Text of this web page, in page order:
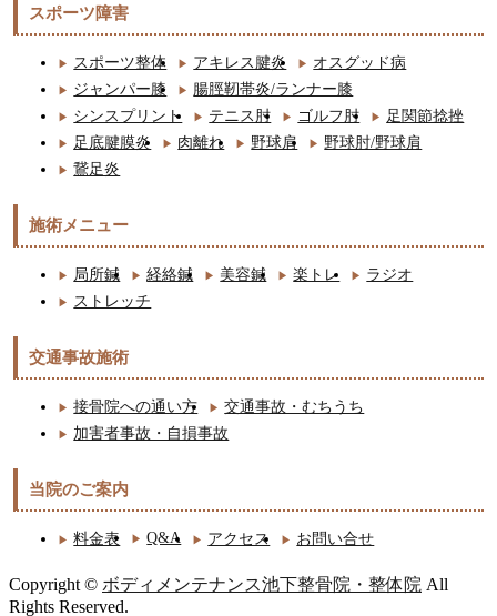
スポーツ障害
スポーツ整体 アキレス腱炎
オスグッド病
ジャンパー膝
腸脛靭帯炎/ランナー膝
シンスプリント
テニス肘 ゴルフ肘
足関節捻挫
足底腱膜炎
肉離れ 野球肩
野球肘/野球肩
鵞足炎
施術メニュー
局所鍼 経絡鍼 美容鍼 楽トレ
ラジオ
ストレッチ
交通事故施術
接骨院への通い方
交通事故・むちうち
加害者事故・自損事故
当院のご案内
料金表 Q&A アクセス お問い合せ
Copyright © ボディメンテナンス池下整骨院・整体院 All
Rights Reserved.